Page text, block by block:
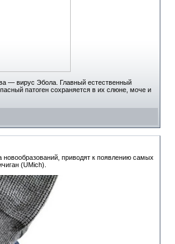
— вирус Эбола. Главный естественный
патоген сохраняется в их слюне, моче и
приводят к появлению самых
(UMich).